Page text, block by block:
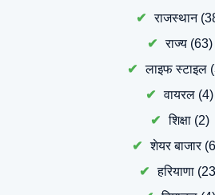
राजस्थान
राज्य(63)
लाइफ स्टाइल
वायरल (4)
शिक्षा(2)
शेयर बाजार
हरियाणा